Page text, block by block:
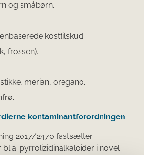
og småbørn.
kosttilskud.
frossen).
merian, oregano.
kontaminantforordningen
2017/2470 fastsætter
pyrrolizidinalkaloider i novel